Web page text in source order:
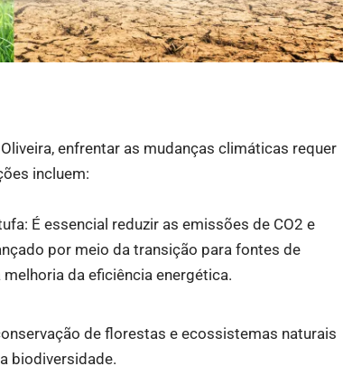
enfrentar as mudanças climáticas requer
incluem:
É essencial reduzir as emissões de CO2 e
por meio da transição para fontes de
da eficiência energética.
de florestas e ecossistemas naturais
biodiversidade.